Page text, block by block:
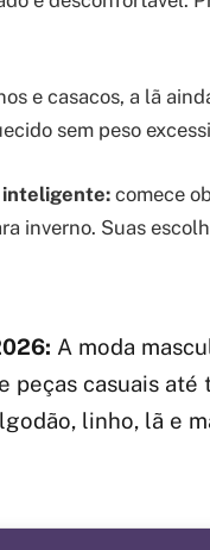
e casacos, a lã
sem peso
comece
inverno. Suas
A moda
peças casuais
linho, lã e